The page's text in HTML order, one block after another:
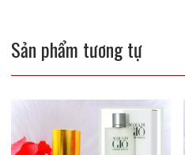
Sản phẩm tương tự